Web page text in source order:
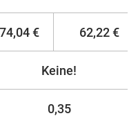
74,04 € 62,22 €
Keine!
0,35